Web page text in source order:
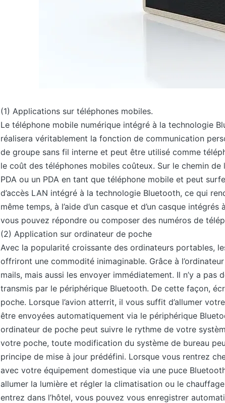
(1) Applications sur téléphones mobiles.
Le téléphone mobile numérique intégré à la technologie
réalisera véritablement la fonction de communication
de groupe sans fil interne et peut être utilisé comme
le coût des téléphones mobiles coûteux. Sur le chemin
PDA ou un PDA en tant que téléphone mobile et peut
d’accès LAN intégré à la technologie Bluetooth, ce qui
même temps, à l’aide d’un casque et d’un casque
vous pouvez répondre ou composer des numéros de
(2) Application sur ordinateur de poche
Avec la popularité croissante des ordinateurs portables,
offriront une commodité inimaginable. Grâce à
mails, mais aussi les envoyer immédiatement. Il n’y a
transmis par le périphérique Bluetooth. De cette façon,
poche. Lorsque l’avion atterrit, il vous suffit d’allumer
être envoyées automatiquement via le périphérique
ordinateur de poche peut suivre le rythme de votre
votre poche, toute modification du système de bureau
principe de mise à jour prédéfini. Lorsque vous rentrez
avec votre équipement domestique via une puce
allumer la lumière et régler la climatisation ou le
entrez dans l’hôtel, vous pouvez vous enregistrer